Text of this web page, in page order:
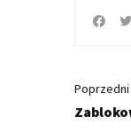
Poprzedni